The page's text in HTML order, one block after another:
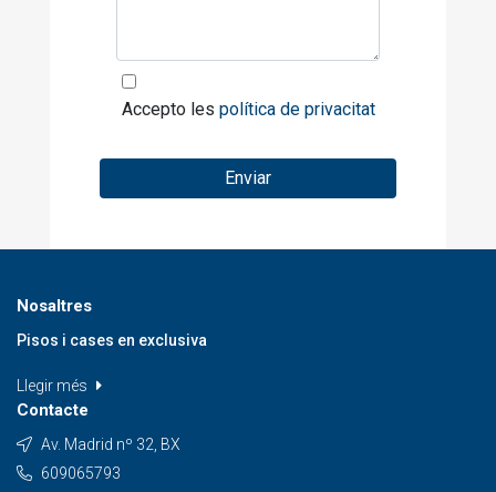
Accepto les política de privacitat
Enviar
Nosaltres
Pisos i cases en exclusiva
Llegir més
Contacte
Av. Madrid nº 32, BX
609065793